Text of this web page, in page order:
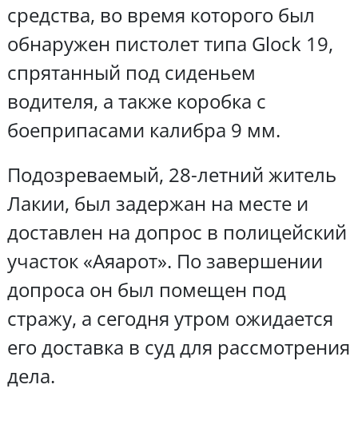
средства, во время которого был
обнаружен пистолет типа Glock 19,
спрятанный под сиденьем
водителя, а также коробка с
боеприпасами калибра 9 мм.
Подозреваемый, 28-летний житель
Лакии, был задержан на месте и
доставлен на допрос в полицейский
участок «Аяарот». По завершении
допроса он был помещен под
стражу, а сегодня утром ожидается
его доставка в суд для рассмотрения
дела.